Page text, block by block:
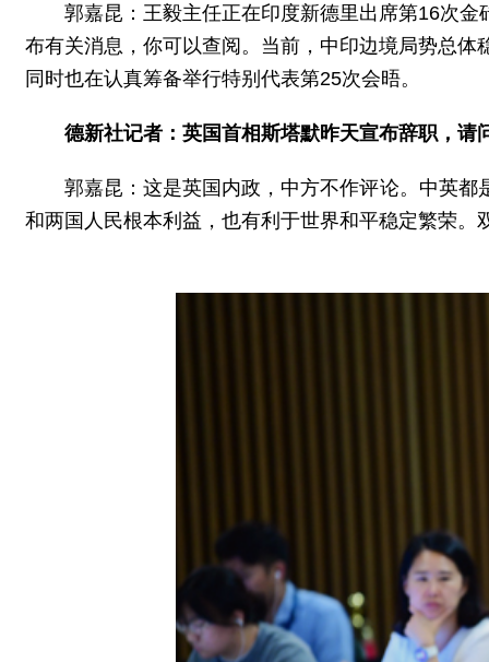
郭嘉昆：王毅主任正在印度新德里出席第16次
布有关消息，你可以查阅。当前，中印边境局势总
同时也在认真筹备举行特别代表第25次会晤。
德新社记者：英国首相斯塔默昨天宣布辞职，
郭嘉昆：这是英国内政，中方不作评论。中英
和两国人民根本利益，也有利于世界和平稳定繁荣